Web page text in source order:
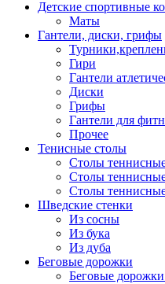
Детские спортивные
Маты
Гантели, диски, грифы
Гири
Гантели
Диски
Грифы
Гантели для
Прочее
Тенисные столы
Столы
Столы
Столы
Шведские стенки
Из сосны
Из бука
Из дуба
Беговые дорожки
Беговые